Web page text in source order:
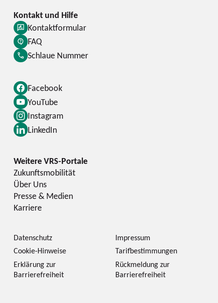
Facebook
YouTube
Instagram
LinkedIn
Kontaktformular
FAQ
Schlaue Nummer
Zukunftsmobilität
Über Uns
Presse & Medien
Karriere
Datenschutz
Impressum
Cookie-Hinweise
Tarifbestimmungen
Erklärung zur
Barrierefreiheit
Rückmeldung zur
Barrierefreiheit